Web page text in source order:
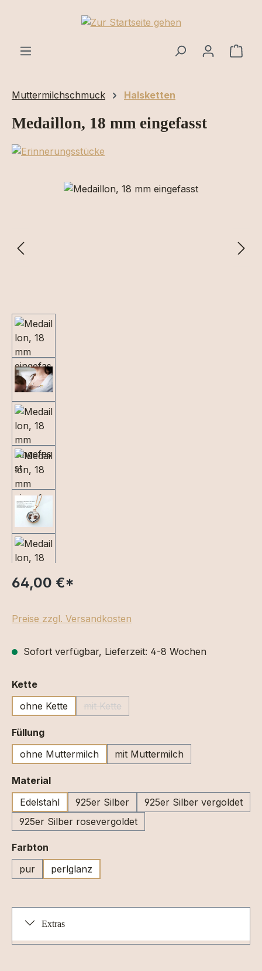
Zum Hauptinhalt springen
Muttermilchschmuck Halsketten
Medaillon, 18 mm eingefasst
Bildergalerie überspringen
64,00 €*
Preise zzgl. Versandkosten
Sofort verfügbar, Lieferzeit: 4-8 Wochen
Ketteauswählen
ohne Kette
mit Kette
(Diese Option ist zurzeit nicht verfügbar.)
Füllungauswählen
ohne Muttermilch
mit Muttermilch
Materialauswählen
Edelstahl
925er Silber
925er Silber vergoldet
925er Silber rosevergoldet
Farbton
pur
perlglanz
Extras